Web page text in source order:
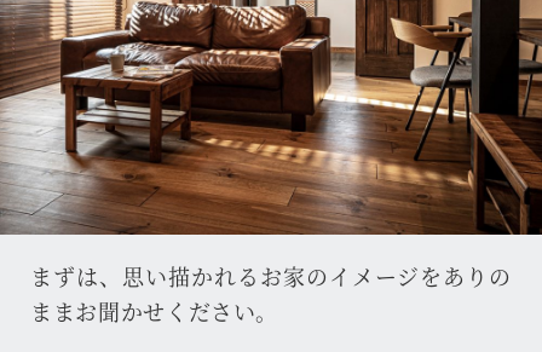
まずは、思い描かれるお家のイメージをありの
ままお聞かせください。